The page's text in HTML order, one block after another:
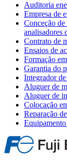
Auditoria
Empresa de
Conceção de
analisadores
Contrato de
Ensaios de
Formação
Garantia do
Integrador
Aluguer de
Aluguer de
Colocação
Reparação